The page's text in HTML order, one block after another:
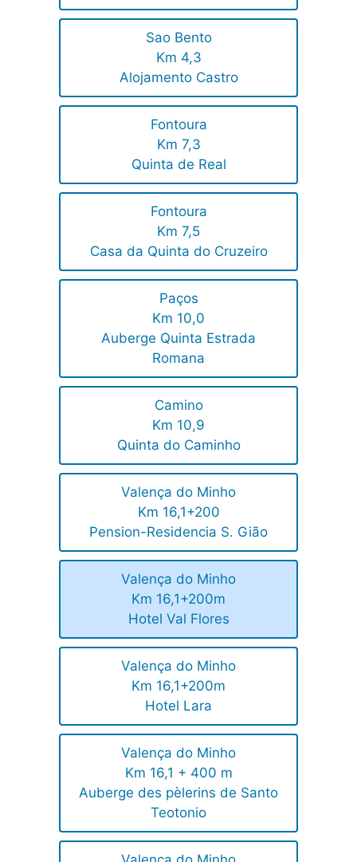
Sao Bento
Km 4,3
Alojamento Castro
Fontoura
Km 7,3
Quinta de Real
Fontoura
Km 7,5
Casa da Quinta do Cruzeiro
Paços
Km 10,0
Auberge Quinta Estrada
Romana
Camino
Km 10,9
Quinta do Caminho
Valença do Minho
Km 16,1+200
Pension-Residencia S. Gião
Valença do Minho
Km 16,1+200m
Hotel Val Flores
Valença do Minho
Km 16,1+200m
Hotel Lara
Valença do Minho
Km 16,1 + 400 m
Auberge des pèlerins de Santo
Teotonio